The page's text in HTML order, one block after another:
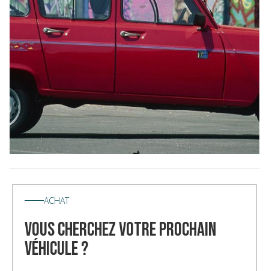
ACHAT
vous cherchez votre prochain
véhicule ?